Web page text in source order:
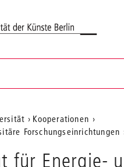
Berlin
&
Kooperationen
Forschungseinrichtungen
für Energie-